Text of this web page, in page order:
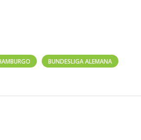
BUNDESLIGA ALEMANA